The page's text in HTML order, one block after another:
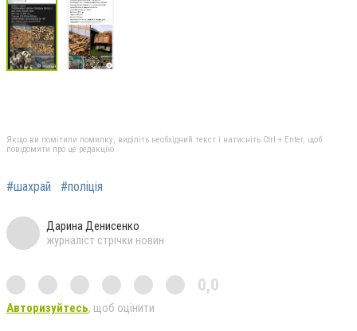
Якщо ви помітили помилку, виділіть необхідний текст і натисніть Ctrl + Enter, щоб
повідомити про це редакцію
#шахрай #поліція
Дарина Денисенко
журналіст стрічки новин
0,0
Авторизуйтесь, щоб оцінити